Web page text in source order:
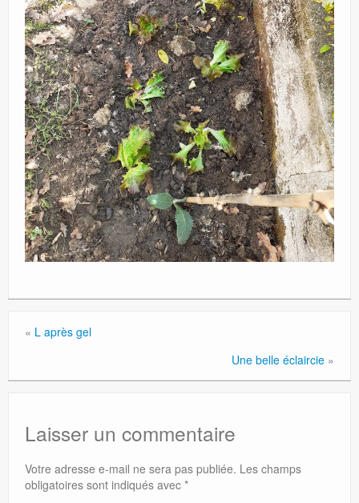
« L après gel
Une belle éclaircie »
Laisser un commentaire
Votre adresse e-mail ne sera pas publiée. Les champs
obligatoires sont indiqués avec *